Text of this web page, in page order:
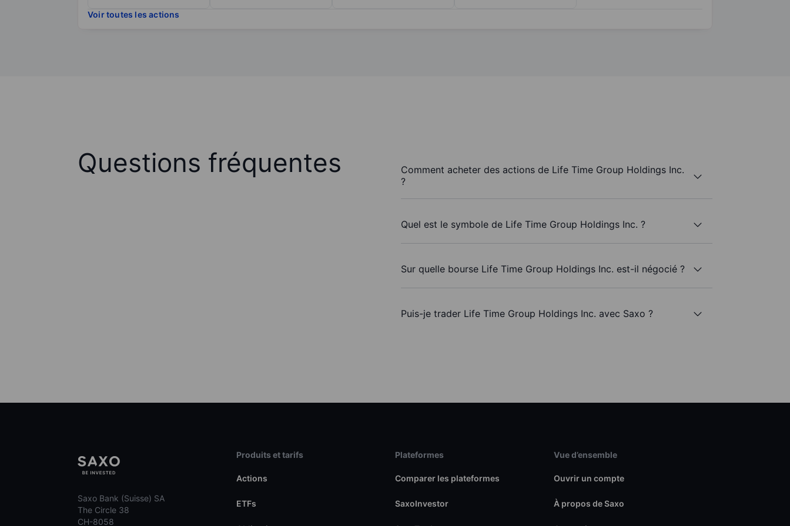
Voir toutes les actions
Questions fréquentes
Comment acheter des actions de Life Time Group Holdings Inc.
?
Quel est le symbole de Life Time Group Holdings Inc. ?
Sur quelle bourse Life Time Group Holdings Inc. est-il négocié ?
Puis-je trader Life Time Group Holdings Inc. avec Saxo ?
Saxo Bank (Suisse) SA
The Circle 38
CH-8058
Produits et tarifs
Actions
ETFs
Plateformes
Comparer les plateformes
SaxoInvestor
Vue d’ensemble
Ouvrir un compte
À propos de Saxo